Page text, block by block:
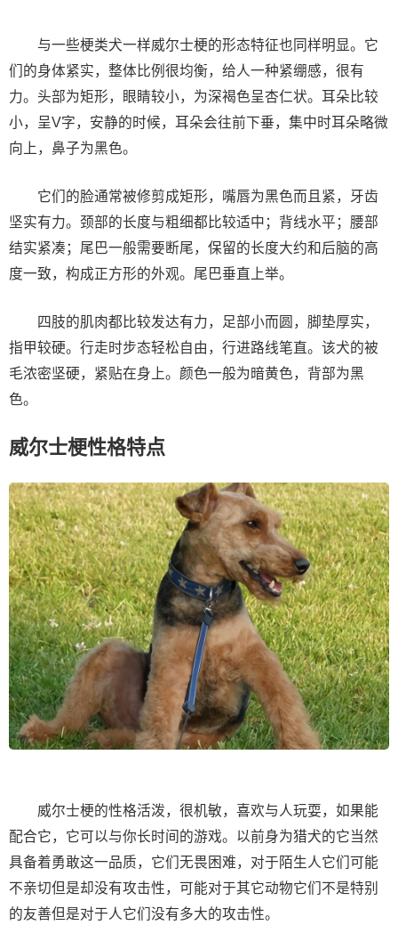
与一些梗类犬一样威尔士梗的形态特征也同样明显。它
们的身体紧实，整体比例很均衡，给人一种紧绷感，很有
力。头部为矩形，眼睛较小，为深褐色呈杏仁状。耳朵比较
小，呈V字，安静的时候，耳朵会往前下垂，集中时耳朵略微
向上，鼻子为黑色。
它们的脸通常被修剪成矩形，嘴唇为黑色而且紧，牙齿
坚实有力。颈部的长度与粗细都比较适中；背线水平；腰部
结实紧凑；尾巴一般需要断尾，保留的长度大约和后脑的高
度一致，构成正方形的外观。尾巴垂直上举。
四肢的肌肉都比较发达有力，足部小而圆，脚垫厚实，
指甲较硬。行走时步态轻松自由，行进路线笔直。该犬的被
毛浓密坚硬，紧贴在身上。颜色一般为暗黄色，背部为黑
色。
威尔士梗性格特点
威尔士梗的性格活泼，很机敏，喜欢与人玩耍，如果能
配合它，它可以与你长时间的游戏。以前身为猎犬的它当然
具备着勇敢这一品质，它们无畏困难，对于陌生人它们可能
不亲切但是却没有攻击性，可能对于其它动物它们不是特别
的友善但是对于人它们没有多大的攻击性。